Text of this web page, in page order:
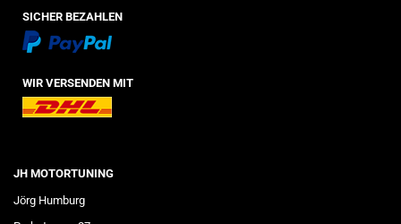
SICHER BEZAHLEN
WIR VERSENDEN MIT
JH MOTORTUNING
Jörg Humburg